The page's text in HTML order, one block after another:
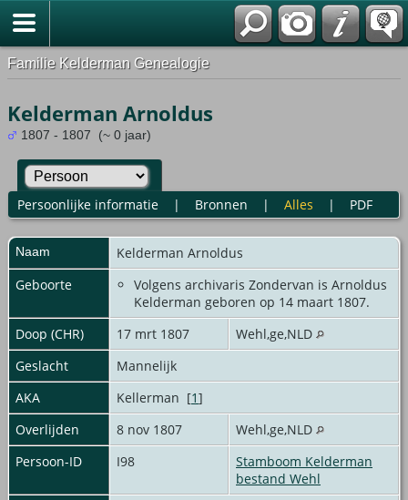
Familie Kelderman Genealogie
Kelderman Arnoldus
1807 - 1807 (~ 0 jaar)
Persoonlijke informatie| Bronnen | Alles | PDF
Naam Kelderman Arnoldus
Geboorte
Volgens archivaris Zondervan is Arnoldus
Kelderman geboren op 14 maart 1807.
Doop (CHR)
17 mrt 1807
Wehl,ge,NLD
Geslacht
Mannelijk
AKA
Kellerman [1]
Overlijden
8 nov 1807
Wehl,ge,NLD
Persoon-ID
I98
Stamboom Kelderman
bestand Wehl